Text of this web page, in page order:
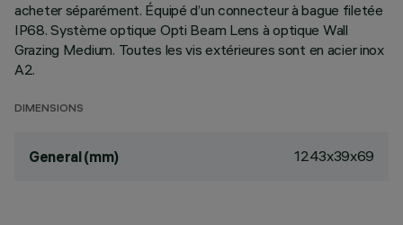
acheter séparément. Équipé d’un connecteur à bague filetée
IP68. Système optique Opti Beam Lens à optique Wall
Grazing Medium. Toutes les vis extérieures sont en acier inox
A2.
DIMENSIONS
General (mm) 1243x39x69